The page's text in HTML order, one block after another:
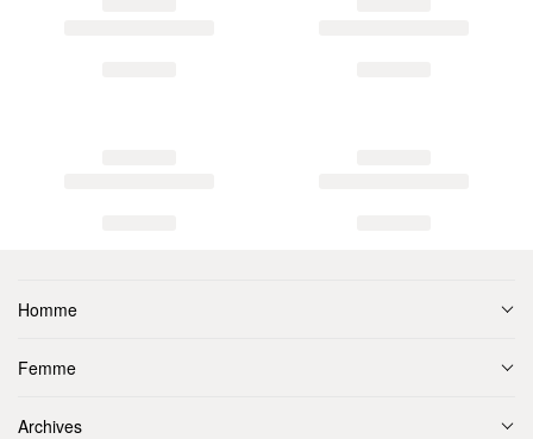
Homme
Femme
Archives